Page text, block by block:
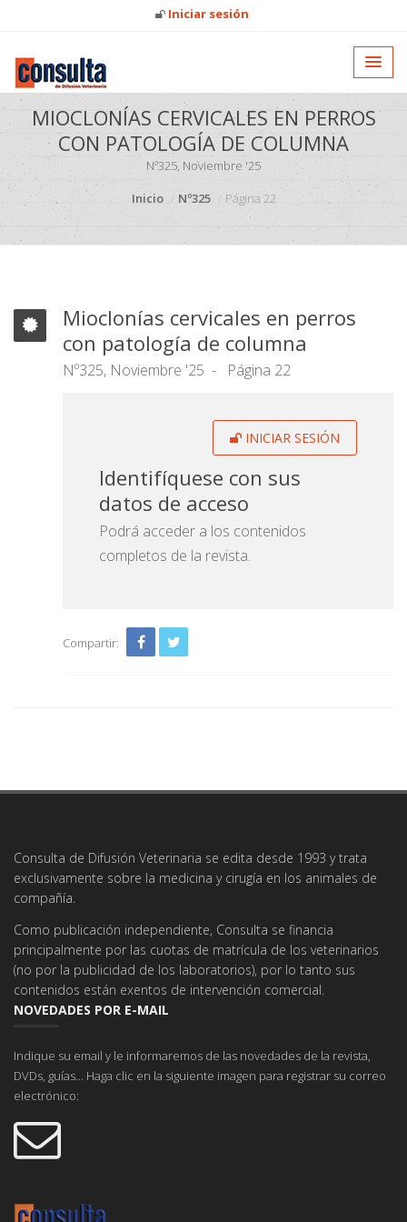
Iniciar sesión
MIOCLONÍAS CERVICALES EN PERROS
CON PATOLOGÍA DE COLUMNA
Nº325, Noviembre '25
Inicio
Nº325 Página 22
Mioclonías cervicales en perros
con patología de columna
Nº325, Noviembre '25 Página 22
INICIAR SESIÓN
Identifíquese con sus
datos de acceso
Podrá acceder a los contenidos
completos de la revista.
Compartir:
Consulta de Difusión Veterinaria se edita desde 1993 y trata
exclusivamente sobre la medicina y cirugía en los animales de
compañía.
Como publicación independiente, Consulta se financia
principalmente por las cuotas de matrícula de los veterinarios
(no por la publicidad de los laboratorios), por lo tanto sus
contenidos están exentos de intervención comercial.
NOVEDADES POR E-MAIL
Indique su email y le informaremos de las novedades de la revista,
DVDs, guías... Haga clic en la siguiente imagen para registrar su correo
electrónico: